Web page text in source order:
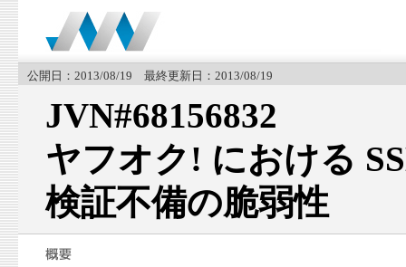
公開日：2013/08/19 最終更新日：2013/08/19
JVN#68156832
ヤフオク! における
検証不備の脆弱性